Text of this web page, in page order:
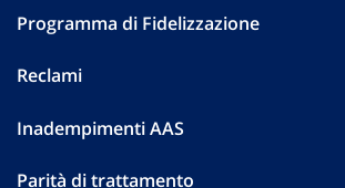
Programma di Fidelizzazione
Reclami
Inadempimenti AAS
Parità di trattamento